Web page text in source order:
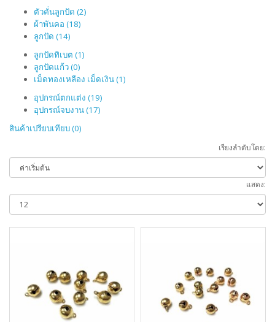
ตัวคั่นลูกปัด (2)
ผ้าพันคอ (18)
ลูกปัด (14)
ลูกปัดทิเบต (1)
ลูกปัดแก้ว (0)
เม็ดทองเหลือง เม็ดเงิน (1)
อุปกรณ์ตกแต่ง (19)
อุปกรณ์จบงาน (17)
สินค้าเปรียบเทียบ (0)
เรียงลำดับโดย:
แสดง: